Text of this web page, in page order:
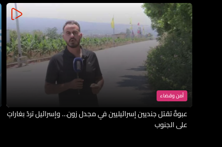
أمن وقضاء
عبوةٌ تقتل جنديين إسرائيليين في مجدل زون… وإسرائيل تردّ بغاراتٍ
على الجنوب